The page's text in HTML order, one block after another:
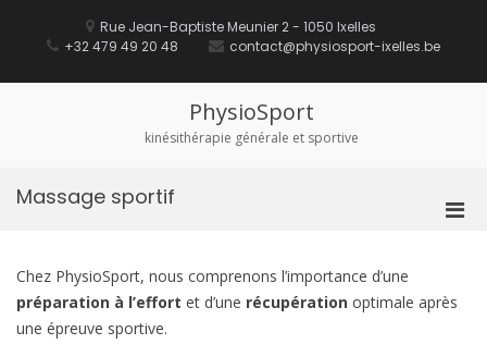
contenu
Rue Jean-Baptiste Meunier 2 - 1050 Ixelles
+32 479 49 20 48
contact@physiosport-ixelles.be
PhysioSport
kinésithérapie générale et sportive
Massage sportif
Chez PhysioSport, nous comprenons l’importance d’une
préparation à l’effort et d’une récupération optimale après
une épreuve sportive.